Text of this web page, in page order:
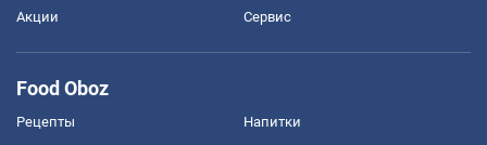
Акции Сервис
Food Oboz
Рецепты Напитки